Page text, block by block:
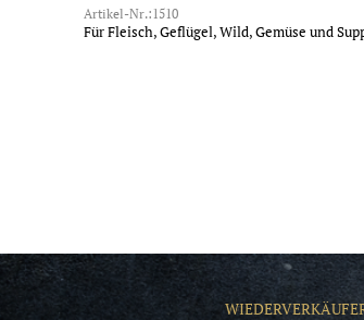
Artikel-Nr.:1510
Für Fleisch, Geflügel, Wild, Gemüse und